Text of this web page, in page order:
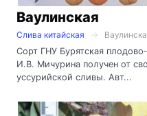
Ваулинская
Слива китайская
Сорт ГНУ Бурятская
И.В. Мичурина получен от
уссурийской сливы. Авт...